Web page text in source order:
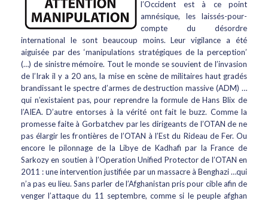
l’Occident est à ce point
amnésique, les laissés-pour-
compte du désordre
international le sont beaucoup moins. Leur vigilance a été
aiguisée par des ‘manipulations stratégiques de la perception’
(…) de sinistre mémoire. Tout le monde se souvient de l’invasion
de l’Irak il y a 20 ans, la mise en scène de militaires haut gradés
brandissant le spectre d’armes de destruction massive (ADM) …
qui n’existaient pas, pour reprendre la formule de Hans Blix de
l’AIEA. D’autre entorses à la vérité ont fait le buzz. Comme la
promesse faite à Gorbatchev par les dirigeants de l’OTAN de ne
pas élargir les frontières de l’OTAN à l’Est du Rideau de Fer. Ou
encore le pilonnage de la Libye de Kadhafi par la France de
Sarkozy en soutien à l’Operation Unified Protector de l’OTAN en
2011 : une intervention justifiée par un massacre à Benghazi …qui
n’a pas eu lieu. Sans parler de l’Afghanistan pris pour cible afin de
venger l’attaque du 11 septembre, comme si le peuple afghan